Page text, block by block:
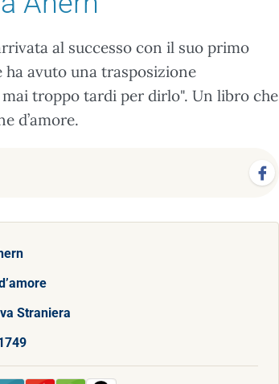
al successo con il suo primo
ha avuto una trasposizione
troppo tardi per dirlo". Un libro che
d’amore.
Straniera